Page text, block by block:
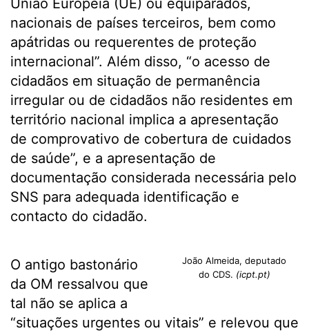
União Europeia (UE) ou equiparados,
nacionais de países terceiros, bem como
apátridas ou requerentes de proteção
internacional”. Além disso, “o acesso de
cidadãos em situação de permanência
irregular ou de cidadãos não residentes em
território nacional implica a apresentação
de comprovativo de cobertura de cuidados
de saúde”, e a apresentação de
documentação considerada necessária pelo
SNS para adequada identificação e
contacto do cidadão.
João Almeida, deputado
do CDS. (icpt.pt)
O antigo bastonário
da OM ressalvou que
tal não se aplica a
“situações urgentes ou vitais” e relevou que